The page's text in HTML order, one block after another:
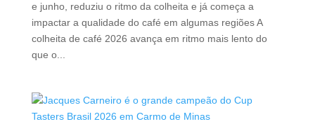
e junho, reduziu o ritmo da colheita e já começa a
impactar a qualidade do café em algumas regiões A
colheita de café 2026 avança em ritmo mais lento do
que o...